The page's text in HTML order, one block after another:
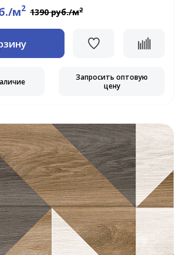
м2 1390 руб./м2
Запросить оптовую
цену